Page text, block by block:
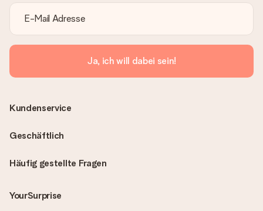
Ja, ich will dabei sein!
Häufig gestellte Fragen
YourSurprise
Kundenservice
Geschäftlich